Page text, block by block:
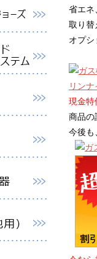
省エネ
取り替
オプ
リン
現金特
商品の
今後も